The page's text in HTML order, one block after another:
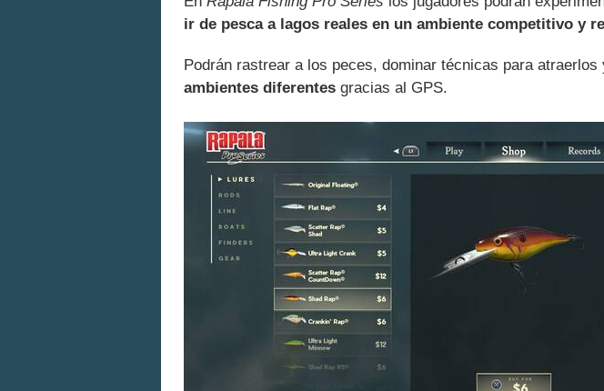
ir de pesca a lagos reales en un ambiente competitivo y
Podrán rastrear a los peces, dominar técnicas para atraerlos
ambientes diferentes gracias al GPS.